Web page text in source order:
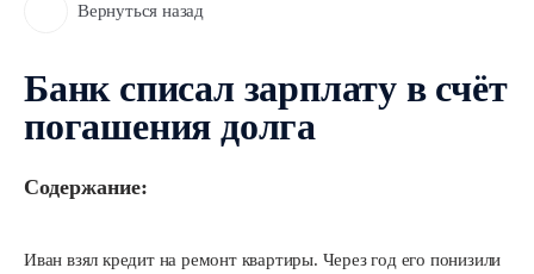
Вернуться назад
Банк списал зарплату в счёт
погашения долга
Содержание:
Иван взял кредит на ремонт квартиры. Через год его понизили